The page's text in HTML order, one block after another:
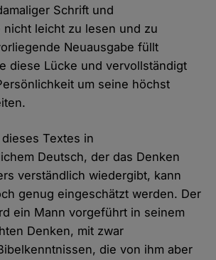
Schrift und
leicht zu lesen und zu
Neuausgabe füllt
diese Lücke und vervollständigt
um seine höchst
Textes in
Deutsch, der das Denken
verständlich wiedergibt, kann
genug eingeschätzt werden. Der
ein Mann vorgeführt in seinem
Denken, mit zwar
die von ihm aber